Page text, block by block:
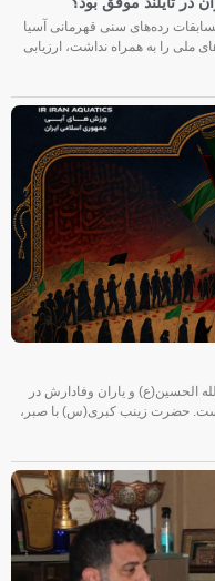
موفق بود؟
سنی قهرمانی آسیا
را به همراه نداشت، ارزیابی
و یاران وفادارش در
زینب کبری(س) با صبر،